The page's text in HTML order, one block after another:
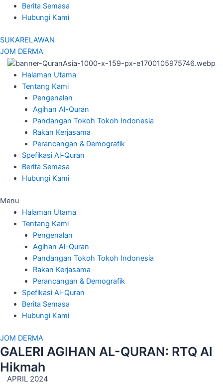
Berita Semasa
Hubungi Kami
SUKARELAWAN
JOM DERMA
Halaman Utama
Tentang Kami
Pengenalan
Agihan Al-Quran
Pandangan Tokoh Tokoh Indonesia
Rakan Kerjasama
Perancangan & Demografik
Spefikasi Al-Quran
Berita Semasa
Hubungi Kami
Menu
Halaman Utama
Tentang Kami
Pengenalan
Agihan Al-Quran
Pandangan Tokoh Tokoh Indonesia
Rakan Kerjasama
Perancangan & Demografik
Spefikasi Al-Quran
Berita Semasa
Hubungi Kami
JOM DERMA
GALERI AGIHAN AL-QURAN: RTQ Al
Hikmah
APRIL 2024